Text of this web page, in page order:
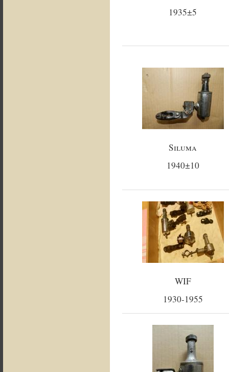
1935±5
Siluma
1940±10
WIF
1930-1955